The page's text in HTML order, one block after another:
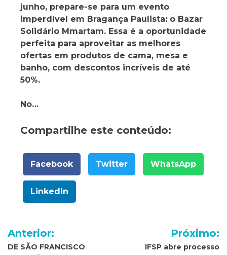
junho, prepare-se para um evento
imperdível em Bragança Paulista: o Bazar
Solidário Mmartam. Essa é a oportunidade
perfeita para aproveitar as melhores
ofertas em produtos de cama, mesa e
banho, com descontos incríveis de até
50%.
No…
Compartilhe este conteúdo:
Facebook Twitter WhatsApp
LinkedIn
Navegação
de
Anterior:
DE SÃO FRANCISCO
Próximo:
IFSP abre processo